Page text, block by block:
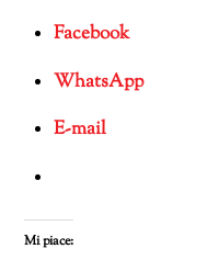
Facebook
WhatsApp
E-mail
Mi piace: